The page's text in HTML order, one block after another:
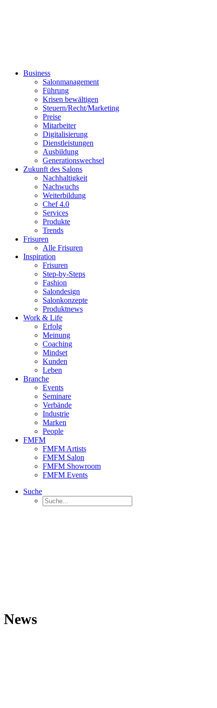
Business
Salonmanagement
Führung
Krisen bewältigen
Steuern/Recht/Marketing
Preise
Mitarbeiter
Digitalisierung
Dienstleistungen
Ausbildung
Generationswechsel
Zukunft des Salons
Nachhaltigkeit
Nachwuchs
Weiterbildung
Chef 4.0
Services
Produkte
Trends
Frisuren
Alle Frisuren
Inspiration
Frisuren
Step-by-Steps
Fashion
Salondesign
Salonkonzepte
Produktnews
Work & Life
Erfolg
Meinung
Coaching
Mindset
Kunden
Leben
Branche
Events
Seminare
Verbände
Industrie
Marken
People
FMFM
FMFM Artists
FMFM Salon
FMFM Showroom
FMFM Events
Suche
News